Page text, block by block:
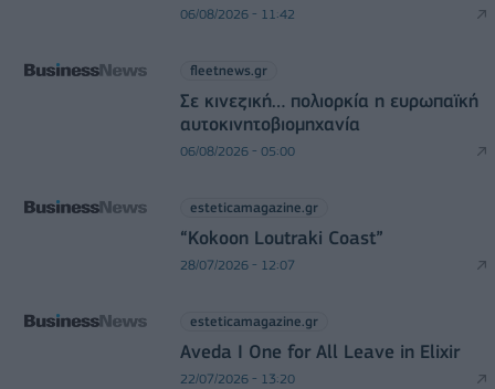
06/08/2026 - 11:42
fleetnews.gr
Σε κινεζική… πολιορκία η ευρωπαϊκή
αυτοκινητοβιομηχανία
06/08/2026 - 05:00
esteticamagazine.gr
“Kokoon Loutraki Coast”
28/07/2026 - 12:07
esteticamagazine.gr
Aveda I One for All Leave in Elixir
22/07/2026 - 13:20